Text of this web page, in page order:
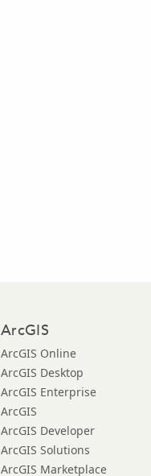
ArcGIS
ArcGIS Online
ArcGIS Desktop
ArcGIS Enterprise
ArcGIS
ArcGIS Developer
ArcGIS Solutions
ArcGIS Marketplace